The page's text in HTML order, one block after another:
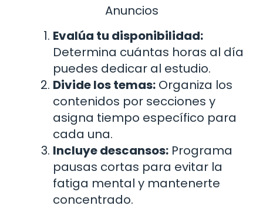
Anuncios
Evalúa tu disponibilidad:
Determina cuántas horas al día
puedes dedicar al estudio.
Divide los temas: Organiza los
contenidos por secciones y
asigna tiempo específico para
cada una.
Incluye descansos: Programa
pausas cortas para evitar la
fatiga mental y mantenerte
concentrado.